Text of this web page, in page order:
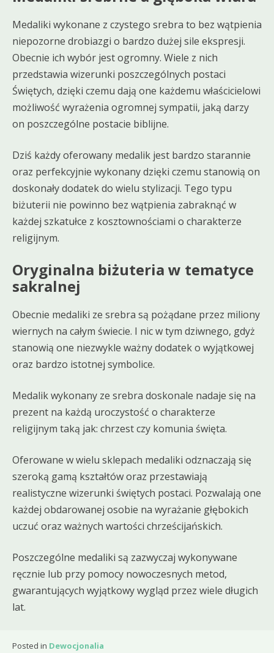
Medaliki wykonane z czystego srebra to bez wątpienia
niepozorne drobiazgi o bardzo dużej sile ekspresji.
Obecnie ich wybór jest ogromny. Wiele z nich
przedstawia wizerunki poszczególnych postaci
Świętych, dzięki czemu dają one każdemu właścicielowi
możliwość wyrażenia ogromnej sympatii, jaką darzy
on poszczególne postacie biblijne.
Dziś każdy oferowany medalik jest bardzo starannie
oraz perfekcyjnie wykonany dzięki czemu stanowią on
doskonały dodatek do wielu stylizacji. Tego typu
biżuterii nie powinno bez wątpienia zabraknąć w
każdej szkatułce z kosztownościami o charakterze
religijnym.
Oryginalna biżuteria w tematyce
sakralnej
Obecnie medaliki ze srebra są pożądane przez miliony
wiernych na całym świecie. I nic w tym dziwnego, gdyż
stanowią one niezwykle ważny dodatek o wyjątkowej
oraz bardzo istotnej symbolice.
Medalik wykonany ze srebra doskonale nadaje się na
prezent na każdą uroczystość o charakterze
religijnym taką jak: chrzest czy komunia święta.
Oferowane w wielu sklepach medaliki odznaczają się
szeroką gamą kształtów oraz przestawiają
realistyczne wizerunki świętych postaci. Pozwalają one
każdej obdarowanej osobie na wyrażanie głębokich
uczuć oraz ważnych wartości chrześcijańskich.
Poszczególne medaliki są zazwyczaj wykonywane
ręcznie lub przy pomocy nowoczesnych metod,
gwarantujących wyjątkowy wygląd przez wiele długich
lat.
Posted in Dewocjonalia